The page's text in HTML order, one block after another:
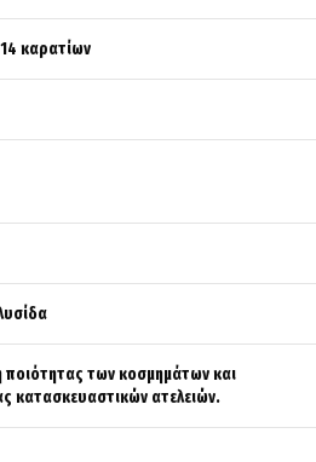
καρατίων
ποιότητας των κοσμημάτων και
κατασκευαστικών ατελειών.